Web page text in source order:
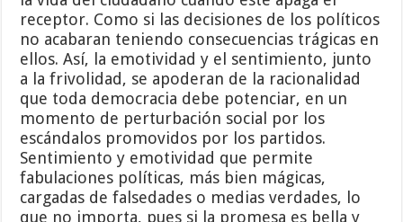
receptor. Como si las decisiones de los políticos
no acabaran teniendo consecuencias trágicas en
ellos. Así, la emotividad y el sentimiento, junto
a la frivolidad, se apoderan de la racionalidad
que toda democracia debe potenciar, en un
momento de perturbación social por los
escándalos promovidos por los partidos.
Sentimiento y emotividad que permite
fabulaciones políticas, más bien mágicas,
cargadas de falsedades o medias verdades, lo
que no importa, pues si la promesa es bella y